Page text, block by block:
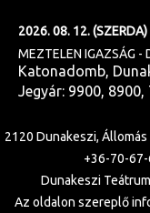
2026. 08. 12.
MEZTELEN IGAZSÁG -
Katonadomb,
Jegyár: 9900, 8900,
2120 Dunakeszi, Állomás
+36-70-
Dunakeszi
Az oldalon szereplő